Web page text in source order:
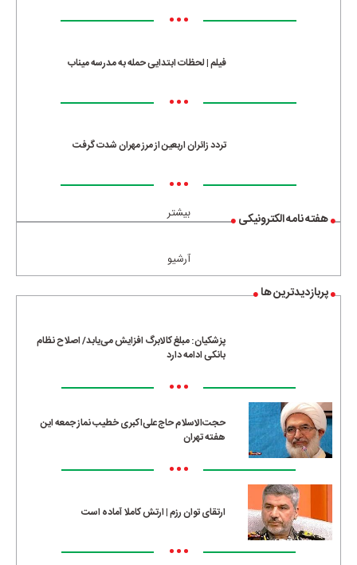
•••
فیلم | لحظات ابتدایی حمله به مدرسه میناب
•••
تردد زائران اربعین از مرز مهران شدت گرفت
•••
بیشتر هفته نامه الکترونیکی
آرشیو
پربازدیدترین ها
پزشکیان: مبلغ کالابرگ افزایش می‌یابد/ اصلاح نظام
بانکی ادامه دارد
•••
حجت‌الاسلام حاج‌علی‌اکبری خطیب نماز جمعه این
هفته تهران
•••
ارتقای توان رزم | ارتش کاملا آماده است
•••